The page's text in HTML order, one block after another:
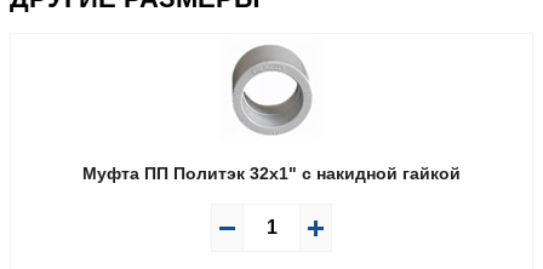
Муфта ПП Политэк 32x1" с накидной гайкой